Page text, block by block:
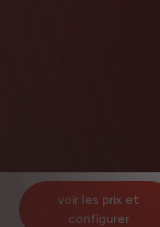
voir les prix et
configurer